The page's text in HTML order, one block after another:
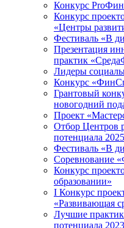
Конкурс
Конкурс
«Центры
Фестиваль «В
Презентация
практик
Лидеры
Конкурс
Грантовый
новогодний
Проект
Отбор Центров
потенциала 2025
Фестиваль «В
Соревнование
Конкурс
образовании»
I Конкурс
«Развивающая
Лучшие
потенциала 2023